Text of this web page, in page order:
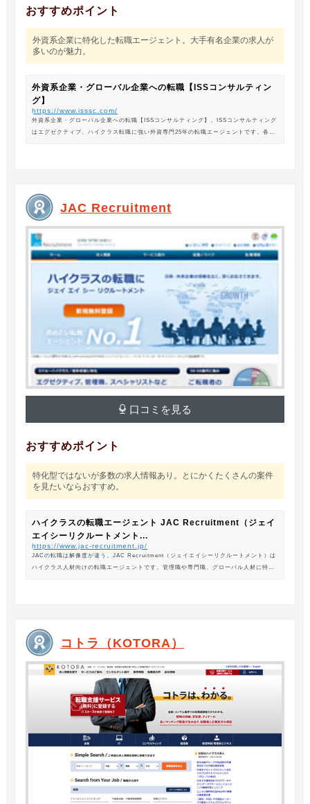
おすすめポイント
外資系企業に特化した転職エージェント。大手有名企業の求人が
多いのが魅力。
外資系企業・グローバル企業への転職【ISSコンサルティン
グ】
https://www.isssc.com/
外資系企業・グローバル企業への転職【ISSコンサルティング】。ISSコンサルティング
はエグゼクティブ、ハイクラス転職に強い外資専門25年の転職エージェントです。各業
JAC Recruitment
口コミを見る
おすすめポイント
特化型ではないが多数の求人情報あり。とにかくたくさんの案件
を見たいならおすすめ。
ハイクラスの転職エージェント JAC Recruitment（ジェイ
エイシーリクルートメント...
https://www.jac-recruitment.jp/
JACの転職は解像度が違う。JAC Recruitment（ジェイエイシーリクルートメント）は
ハイクラス人材向けの転職エージェントです。管理職や専門職、グローバル人材に特化
コトラ（KOTORA）